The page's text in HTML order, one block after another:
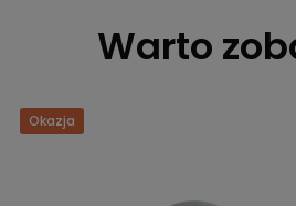
Warto
Okazja